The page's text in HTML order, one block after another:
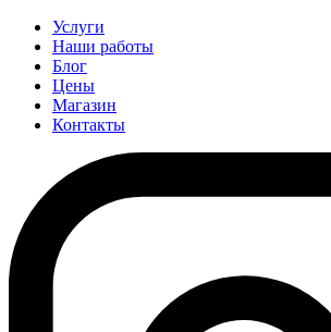
Услуги
Наши работы
Блог
Цены
Магазин
Контакты